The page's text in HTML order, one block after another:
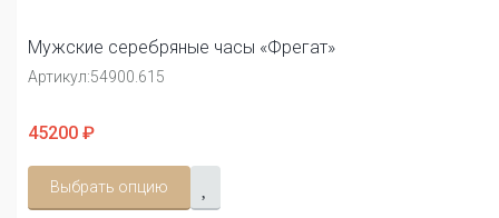
Мужские серебряные часы «Фрегат»
Артикул:54900.615
45200 ₽
Выбрать опцию